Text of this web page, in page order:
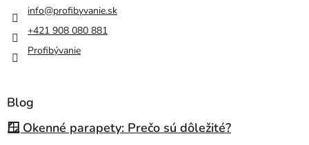
info@profibyvanie.sk
+421 908 080 881
Profibývanie
Blog
🪟 Okenné parapety: Prečo sú dôležité?